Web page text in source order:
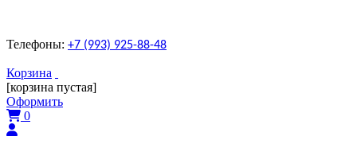
Телефоны: +7 (993) 925-88-48
Корзина
[корзина пустая]
Оформить
0